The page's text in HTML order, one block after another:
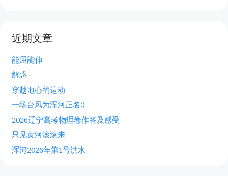
近期文章
能屈能伸
解惑
穿越地心的运动
一场台风为浑河正名:)
2026辽宁高考物理卷作答及感受
只见黄河滚滚来
浑河2026年第1号洪水